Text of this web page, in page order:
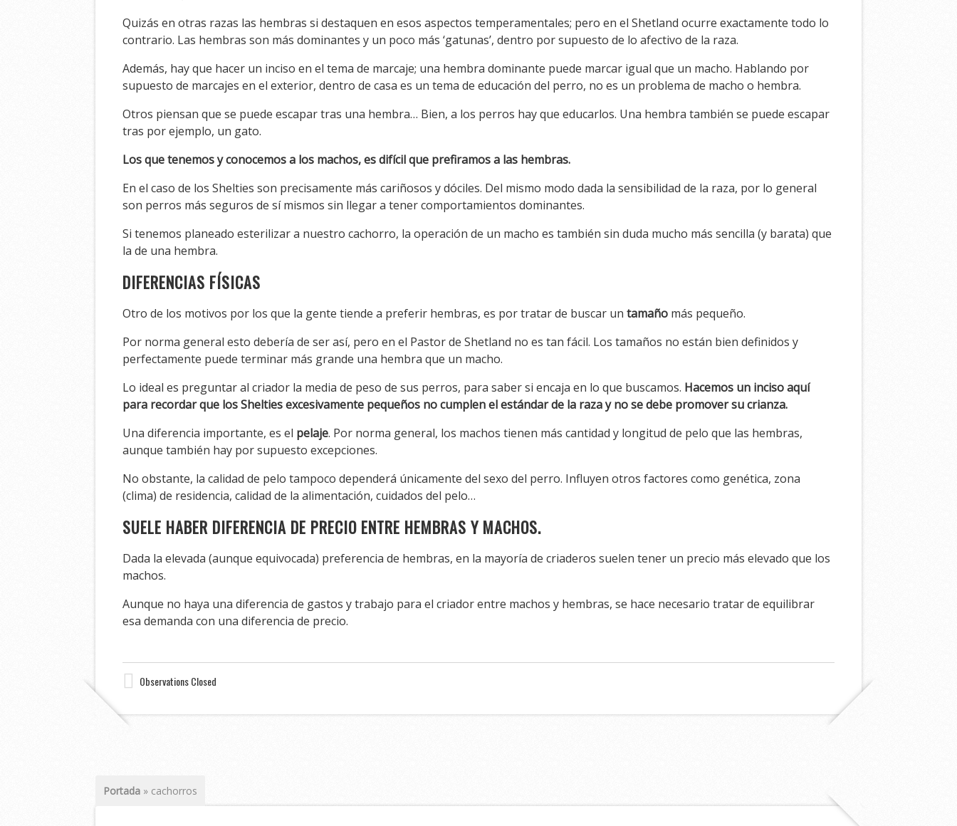
Quizás en otras razas las hembras si destaquen en esos aspectos temperamentales; pero en el Shetland ocurre exactamente todo lo
contrario. Las hembras son más dominantes y un poco más ‘gatunas’, dentro por supuesto de lo afectivo de la raza.
Además, hay que hacer un inciso en el tema de marcaje; una hembra dominante puede marcar igual que un macho. Hablando por
supuesto de marcajes en el exterior, dentro de casa es un tema de educación del perro, no es un problema de macho o hembra.
Otros piensan que se puede escapar tras una hembra… Bien, a los perros hay que educarlos. Una hembra también se puede escapar
tras por ejemplo, un gato.
Los que tenemos y conocemos a los machos, es difícil que prefiramos a las hembras.
En el caso de los Shelties son precisamente más cariñosos y dóciles. Del mismo modo dada la sensibilidad de la raza, por lo general
son perros más seguros de sí mismos sin llegar a tener comportamientos dominantes.
Si tenemos planeado esterilizar a nuestro cachorro, la operación de un macho es también sin duda mucho más sencilla (y barata) que
la de una hembra.
DIFERENCIAS FÍSICAS
Otro de los motivos por los que la gente tiende a preferir hembras, es por tratar de buscar untamaño más pequeño.
Por norma general esto debería de ser así, pero en el Pastor de Shetland no es tan fácil. Los tamaños no están bien definidos y
perfectamente puede terminar más grande una hembra que un macho.
Lo ideal es preguntar al criador la media de peso de sus perros, para saber si encaja en lo que buscamos. Hacemos un inciso aquí
para recordar que los Shelties excesivamente pequeños no cumplen el estándar de la raza y no se debe promover su crianza.
Una diferencia importante, es el pelaje. Por norma general, los machos tienen más cantidad y longitud de pelo que las hembras,
aunque también hay por supuesto excepciones.
No obstante, la calidad de pelo tampoco dependerá únicamente del sexo del perro. Influyen otros factores como genética, zona
(clima) de residencia, calidad de la alimentación, cuidados del pelo…
SUELE HABER DIFERENCIA DE PRECIO ENTRE HEMBRAS Y MACHOS.
Dada la elevada (aunque equivocada) preferencia de hembras, en la mayoría de criaderos suelen tener un precio más elevado que los
machos.
Aunque no haya una diferencia de gastos y trabajo para el criador entre machos y hembras, se hace necesario tratar de equilibrar
esa demanda con una diferencia de precio.
Observations Closed
Portada » cachorros